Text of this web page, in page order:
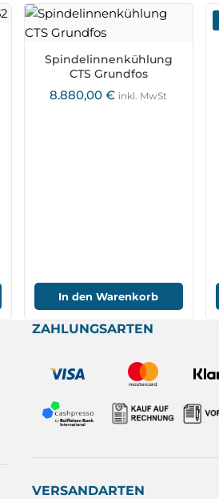
Spindelinnenkühlung
CTS Grundfos
8.880,00€ inkl. MwSt
In den Warenkorb
ZAHLUNGSARTEN
VERSANDARTEN